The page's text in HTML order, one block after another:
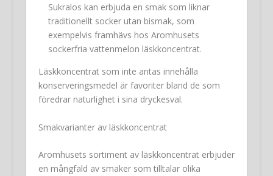
Sukralos kan erbjuda en smak som liknar
traditionellt socker utan bismak, som
exempelvis framhävs hos Aromhusets
sockerfria vattenmelon läskkoncentrat.
Läskkoncentrat som inte antas innehålla
konserveringsmedel är favoriter bland de som
föredrar naturlighet i sina dryckesval.
Smakvarianter av läskkoncentrat
Aromhusets sortiment av läskkoncentrat erbjuder
en mångfald av smaker som tilltalar olika